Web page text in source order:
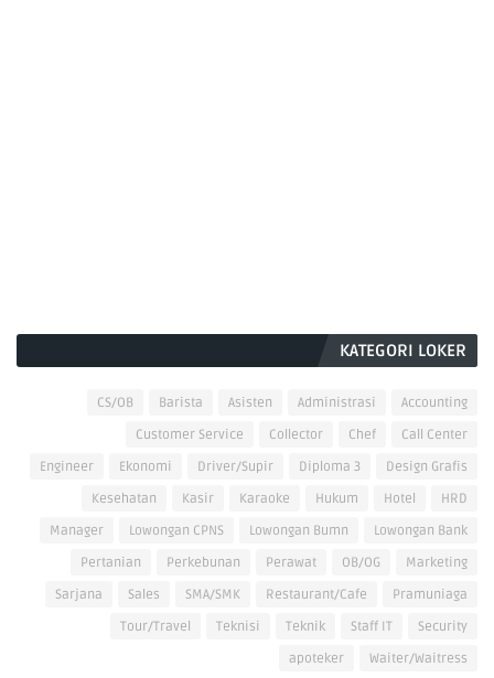
KATEGORI LOKER
Accounting
Administrasi
Asisten
Barista
CS/OB
Call Center
Chef
Collector
Customer Service
Design Grafis
Diploma 3
Driver/Supir
Ekonomi
Engineer
HRD
Hotel
Hukum
Karaoke
Kasir
Kesehatan
Lowongan Bank
Lowongan Bumn
Lowongan CPNS
Manager
Marketing
OB/OG
Perawat
Perkebunan
Pertanian
Pramuniaga
Restaurant/Cafe
SMA/SMK
Sales
Sarjana
Security
Staff IT
Teknik
Teknisi
Tour/Travel
Waiter/Waitress
apoteker